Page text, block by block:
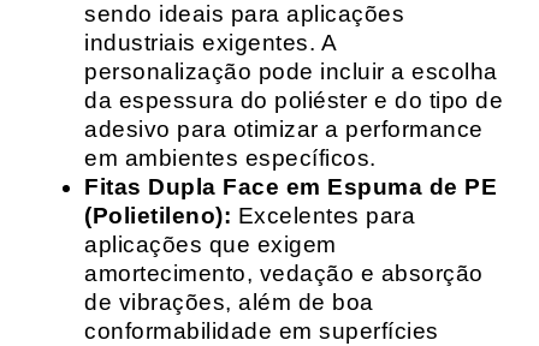
sendo ideais para aplicações
industriais exigentes. A
personalização pode incluir a escolha
da espessura do poliéster e do tipo de
adesivo para otimizar a performance
em ambientes específicos.
Fitas Dupla Face em Espuma de PE
(Polietileno): Excelentes para
aplicações que exigem
amortecimento, vedação e absorção
de vibrações, além de boa
conformabilidade em superfícies